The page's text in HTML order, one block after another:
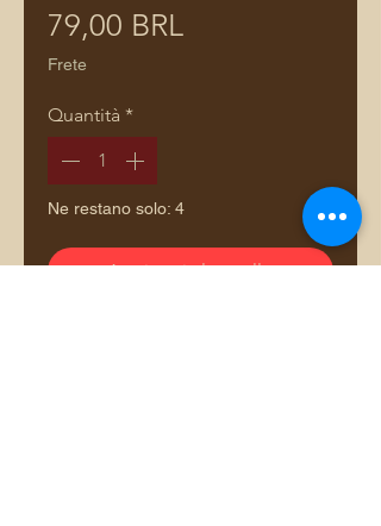
79,00 BRLPrezzo
Frete
Quantità *
Ne restano solo: 4
Aggiungi al carrello